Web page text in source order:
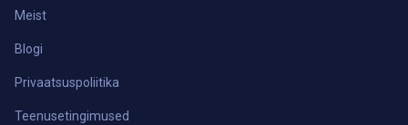
Meist
Blogi
Privaatsuspoliitika
Teenusetingimused